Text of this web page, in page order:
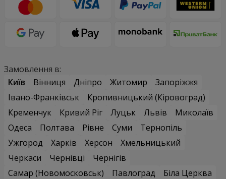
Замовлення в:
Київ
Вінниця Дніпро Житомир
Запоріжжя
Івано-Франківськ
Кропивницький (Кіровоград)
Кременчук
Кривий Ріг Луцьк Львів
Миколаїв
Одеса
Полтава Рівне Суми
Тернопіль
Ужгород
Харків Херсон
Хмельницький
Черкаси
Чернівці
Чернігів
Самар (Новомосковськ)
Павлоград
Біла Церква